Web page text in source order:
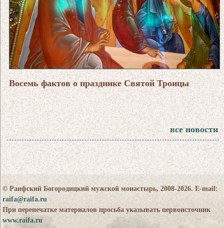
Восемь фактов о празднике Святой Троицы
все новости
© Раифский Богородицкий мужской монастырь, 2008-2026. E-mail:
raifa@raifa.ru
При перепечатке материалов просьба указывать первоисточник
www.raifa.ru